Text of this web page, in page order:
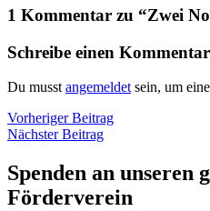
1 Kommentar zu “Zwei
Schreibe einen Kommentar
Du musstangemeldetsein, um
Beitragsnavigation
Vorheriger BeitragVorheriger
Nächster BeitragNächster
Spenden an unseren
Förderverein